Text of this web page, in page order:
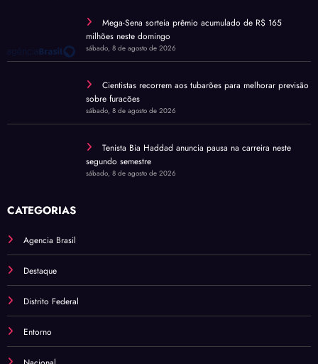
Mega-Sena sorteia prêmio acumulado de R$ 165
milhões neste domingo
sábado, 8 de agosto de 2026
Cientistas recorrem aos tubarões para melhorar previsão
sobre furacões
sábado, 8 de agosto de 2026
Tenista Bia Haddad anuncia pausa na carreira neste
segundo semestre
sábado, 8 de agosto de 2026
CATEGORIAS
Agencia Brasil
Destaque
Distrito Federal
Entorno